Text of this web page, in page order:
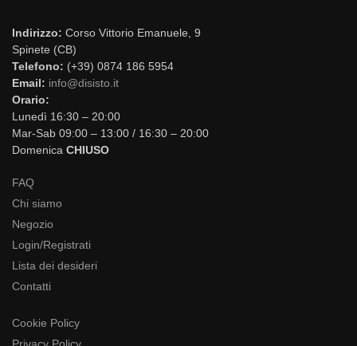
Indirizzo: Corso Vittorio Emanuele, 9
Spinete (CB)
Telefono: (+39) 0874 186 5954
Email: info@disisto.it
Orario:
Lunedì 16:30 – 20:00
Mar-Sab 09:00 – 13:00 / 16:30 – 20:00
Domenica CHIUSO
FAQ
Chi siamo
Negozio
Login/Registrati
Lista dei desideri
Contatti
Cookie Policy
Privacy Policy